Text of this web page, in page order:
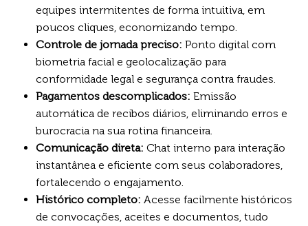
equipes intermitentes de forma intuitiva, em
poucos cliques, economizando tempo.
Controle de jornada preciso: Ponto digital com
biometria facial e geolocalização para
conformidade legal e segurança contra fraudes.
Pagamentos descomplicados: Emissão
automática de recibos diários, eliminando erros e
burocracia na sua rotina financeira.
Comunicação direta: Chat interno para interação
instantânea e eficiente com seus colaboradores,
fortalecendo o engajamento.
Histórico completo: Acesse facilmente históricos
de convocações, aceites e documentos, tudo